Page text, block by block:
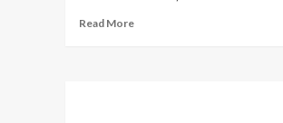
Read More